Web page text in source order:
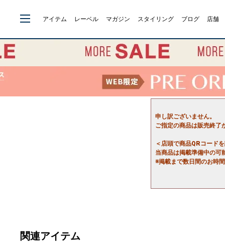
アイテム レーベル マガジン スタイリング ブログ 店舗
申し訳ございません。
ご指定の商品は販売終了
＜店頭で商品QRコード
当商品は掲載準備中の可
※掲載まで数日間のお時
関連アイテム